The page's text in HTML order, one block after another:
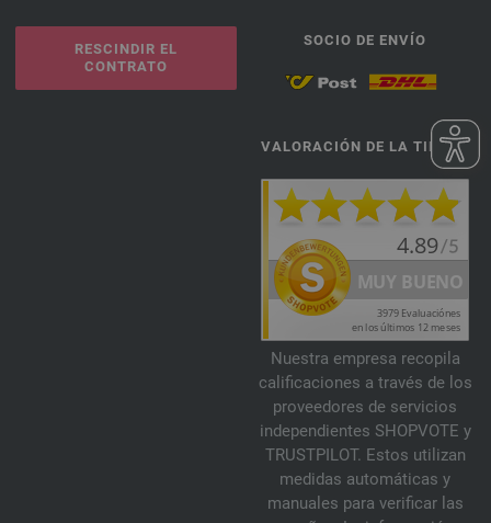
RESCINDIR EL
CONTRATO
SOCIO DE ENVÍO
VALORACIÓN DE LA TIENDA
Nuestra empresa recopila
calificaciones a través de los
proveedores de servicios
independientes SHOPVOTE y
TRUSTPILOT. Estos utilizan
medidas automáticas y
manuales para verificar las